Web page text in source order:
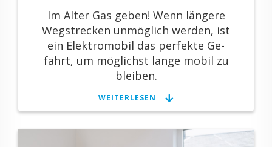
Im Alter Gas geben! Wenn län­ge­re
Weg­stre­cken un­mög­lich wer­den, ist
ein Elek­tro­mo­bil das per­fek­te Ge­
fährt, um mög­lichst lange mobil zu
blei­ben.
WEI­TER­LE­SEN